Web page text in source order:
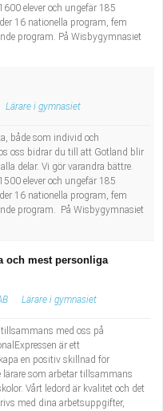
elever och ungefär 185
16 nationella program, fem
program. På Wisbygymnasiet
Lärare i gymnasiet
både som individ och
oss bidrar du till att Gotland blir
delar. Vi gör varandra bättre.
elever och ungefär 185
16 nationella program, fem
program. På Wisbygymnasiet
och mest personliga
Lärare i gymnasiet
med oss på
är ett
en positiv skillnad för
som arbetar tillsammans
Vårt ledord är kvalitet och det
med dina arbetsuppgifter,